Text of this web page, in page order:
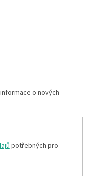
o nových
potřebných pro